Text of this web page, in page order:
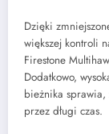
Dzięki
większej kontroli
Firestone
Dodatkowo,
bieżnika sprawia,
przez długi czas.